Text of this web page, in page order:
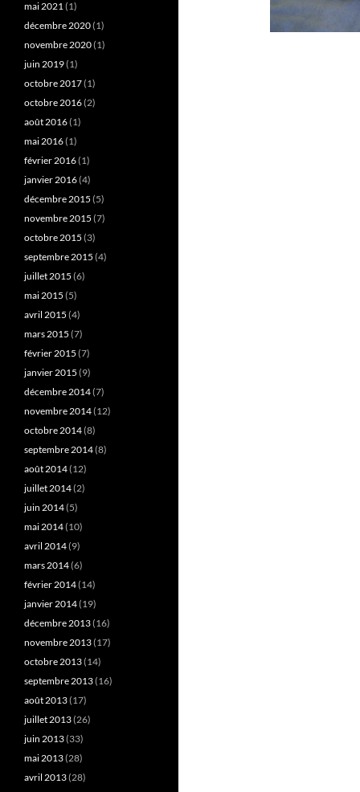
mai 2021(1)
décembre 2020(1)
novembre 2020(1)
juin 2019(1)
octobre 2017(1)
octobre 2016(2)
août 2016(1)
mai 2016(1)
février 2016(1)
janvier 2016(4)
décembre 2015 (5)
novembre 2015 (7)
octobre 2015 (3)
septembre 2015 (4)
juillet 2015 (6)
mai 2015 (5)
avril 2015 (4)
mars 2015 (7)
février 2015 (7)
janvier 2015 (9)
décembre 2014(7)
novembre 2014(12)
octobre 2014(8)
septembre 2014(8)
août 2014(12)
juillet 2014(2)
juin 2014(5)
mai 2014(10)
avril 2014(9)
mars 2014(6)
février 2014(14)
janvier 2014(19)
décembre 2013(16)
novembre 2013(17)
octobre 2013(14)
septembre 2013(16)
août 2013(17)
juillet 2013(26)
juin 2013(33)
mai 2013(28)
avril 2013(28)